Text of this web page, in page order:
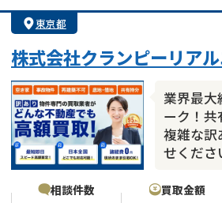
任意売却
アンケート調査
東京都
株式会社クランピーリア
業界最大
ーク！
複雑な訳
せくださ
相談件数 買取金額